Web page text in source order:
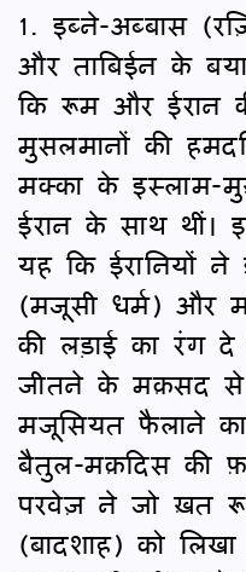
1. इब्ने-अब्बास
और ताबिईन के
कि रूम और ईरान
मुसलमानों की
मक्का के इस्लाम-
ईरान के साथ थीं।
यह कि ईरानियों
(मजूसी धर्म) और
की लड़ाई का रंग
जीतने के मक़सद
मजूसियत फैलाने
बैतुल-मक़दिस की
परवेज़ ने जो ख़त
(बादशाह) को